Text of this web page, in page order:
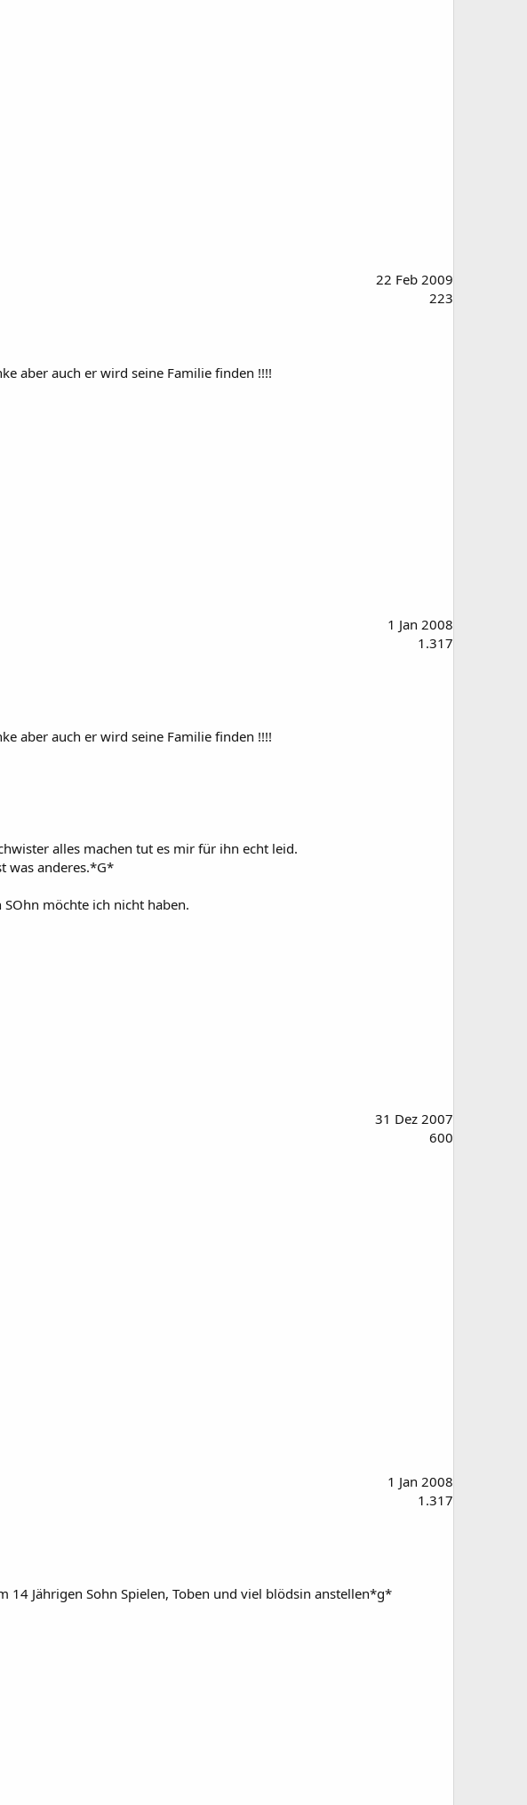
22 Feb 2009
223
aber auch er wird seine Familie finden !!!!
1 Jan 2008
1.317
aber auch er wird seine Familie finden !!!!
alles machen tut es mir für ihn echt leid.
was anderes.*G*
möchte ich nicht haben.
31 Dez 2007
600
1 Jan 2008
1.317
Jährigen Sohn Spielen, Toben und viel blödsin anstellen*g*